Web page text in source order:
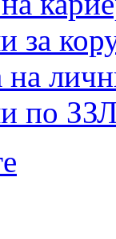
за
по